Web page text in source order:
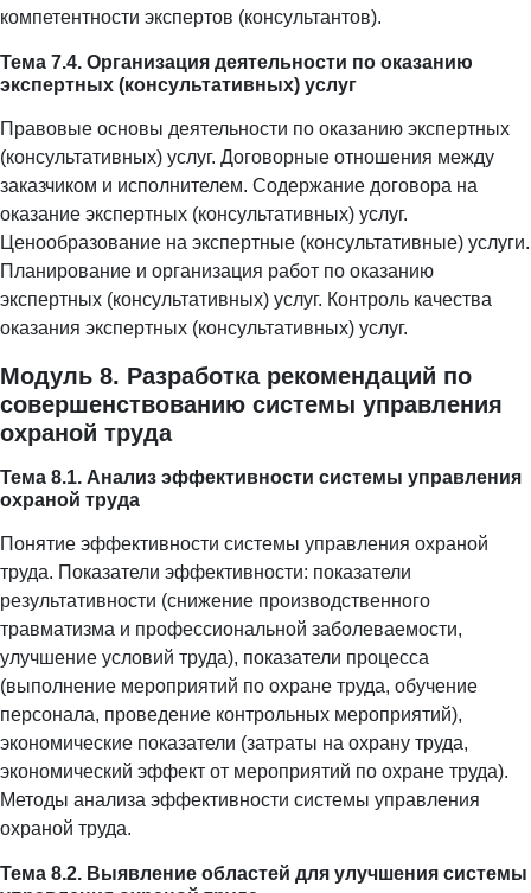
компетентности экспертов (консультантов).
Тема 7.4. Организация деятельности по оказанию
экспертных (консультативных) услуг
Правовые основы деятельности по оказанию экспертных
(консультативных) услуг. Договорные отношения между
заказчиком и исполнителем. Содержание договора на
оказание экспертных (консультативных) услуг.
Ценообразование на экспертные (консультативные) услуги.
Планирование и организация работ по оказанию
экспертных (консультативных) услуг. Контроль качества
оказания экспертных (консультативных) услуг.
Модуль 8. Разработка рекомендаций по
совершенствованию системы управления
охраной труда
Тема 8.1. Анализ эффективности системы управления
охраной труда
Понятие эффективности системы управления охраной
труда. Показатели эффективности: показатели
результативности (снижение производственного
травматизма и профессиональной заболеваемости,
улучшение условий труда), показатели процесса
(выполнение мероприятий по охране труда, обучение
персонала, проведение контрольных мероприятий),
экономические показатели (затраты на охрану труда,
экономический эффект от мероприятий по охране труда).
Методы анализа эффективности системы управления
охраной труда.
Тема 8.2. Выявление областей для улучшения системы